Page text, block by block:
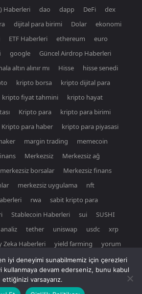
Haberleri dao dapp DeFi
dex
dijital para birimi Dolar
ekonomi
ETF Haberleri ethereum
euro
google
Güncel Airdrop Haberleri
altın alınır mı Hisse
hisse senedi
kripto borsa
kripto dijital para
kripto fiyat tahmini
kripto hayat
Kripto para
kripto para birimi
Kripto para haber
kripto para piyasasi
margin trading
memecoin
Merkezsiz
Merkezsiz ağ
merkezsiz borsalar
Merkezsiz finans
merkezsiz uygulama
nft
rwa
sabit kripto para
Stablecoin Haberleri sui
SUSHI
tether uniswap usdc
xrp
Zeka Haberleri yield farming yorum
iyi deneyimi sunabilmemiz için çerezleri
kullanmaya devam ederseniz, bunu kabul
ettiğinizi varsayarız.